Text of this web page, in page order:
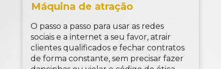
Máquina de atração
O passo a passo para usar as redes
sociais e a internet a seu favor, atrair
clientes qualificados e fechar contratos
de forma constante, sem precisar fazer